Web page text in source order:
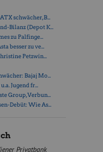
schwächer, B...
Bilanz (Depot K...
zu Palfinge...
besser zu ve...
Petzwin...
Bajaj Mo...
Jugend fr...
Group, Verbun...
Debüt: Wie As...
Privatbank